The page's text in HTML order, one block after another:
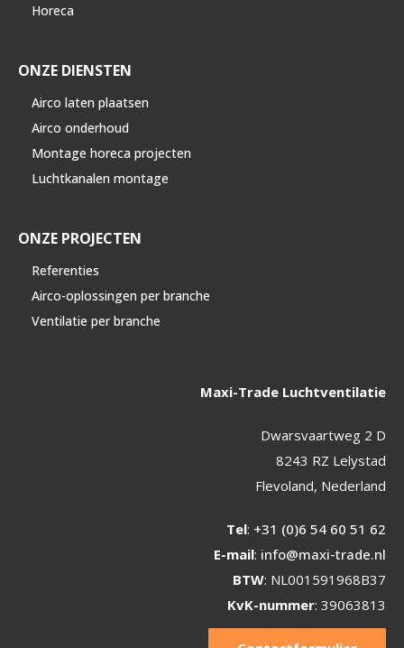
Horeca
ONZE DIENSTEN
Airco laten plaatsen
Airco onderhoud
Montage horeca projecten
Luchtkanalen montage
ONZE PROJECTEN
Referenties
Airco-oplossingen per branche
Ventilatie per branche
Maxi-Trade Luchtventilatie
Dwarsvaartweg 2 D
8243 RZ Lelystad
Flevoland, Nederland
Tel: +31 (0)6 54 60 51 62
E-mail: info@maxi-trade.nl
BTW: NL001591968B37
KvK-nummer: 39063813